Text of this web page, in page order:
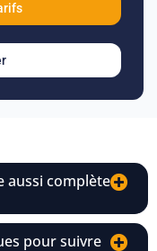
aussi complète
pour suivre